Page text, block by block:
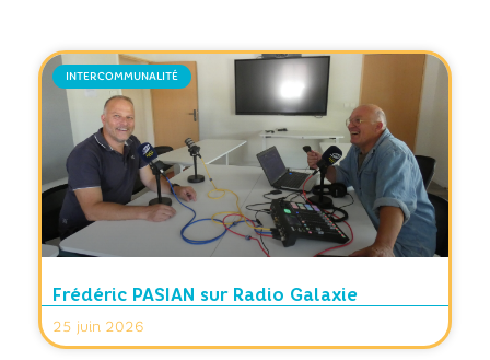
INTERCOMMUNALITÉ
Frédéric PASIAN sur Radio Galaxie
25 juin 2026